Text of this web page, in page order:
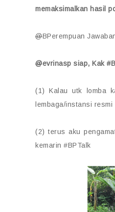
memaksimalkan hasil
@BPerempuan
@evrinasp siap, Kak #
(1) Kalau utk lomba
lembaga/instansi resmi
(2) terus aku
kemarin #BPTalk